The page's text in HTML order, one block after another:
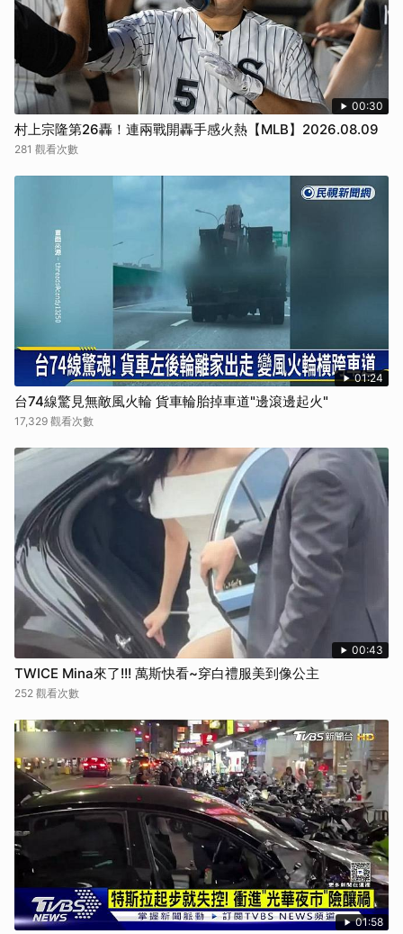
00:30
村上宗隆第26轟！連兩戰開轟手感火熱【MLB】2026.08.09
281 觀看次數
01:24
台74線驚見無敵風火輪 貨車輪胎掉車道"邊滾邊起火"
17,329 觀看次數
00:43
TWICE Mina來了!!! 萬斯快看~穿白禮服美到像公主
252 觀看次數
01:58